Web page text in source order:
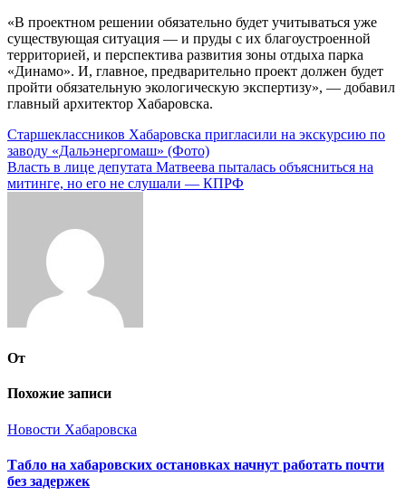
«В проектном решении обязательно будет учитываться уже
существующая ситуация — и пруды с их благоустроенной
территорией, и перспектива развития зоны отдыха парка
«Динамо». И, главное, предварительно проект должен будет
пройти обязательную экологическую экспертизу», — добавил
главный архитектор Хабаровска.
Навигация
по
записям
Старшеклассников Хабаровска пригласили на экскурсию по
заводу «Дальэнергомаш» (Фото)
Власть в лице депутата Матвеева пыталась объясниться на
митинге, но его не слушали — КПРФ
От
Похожие записи
Новости Хабаровска
Табло на хабаровских остановках начнут работать почти
без задержек